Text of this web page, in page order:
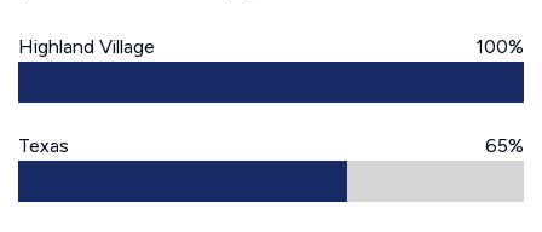
Highland Village 100%
Texas 65%